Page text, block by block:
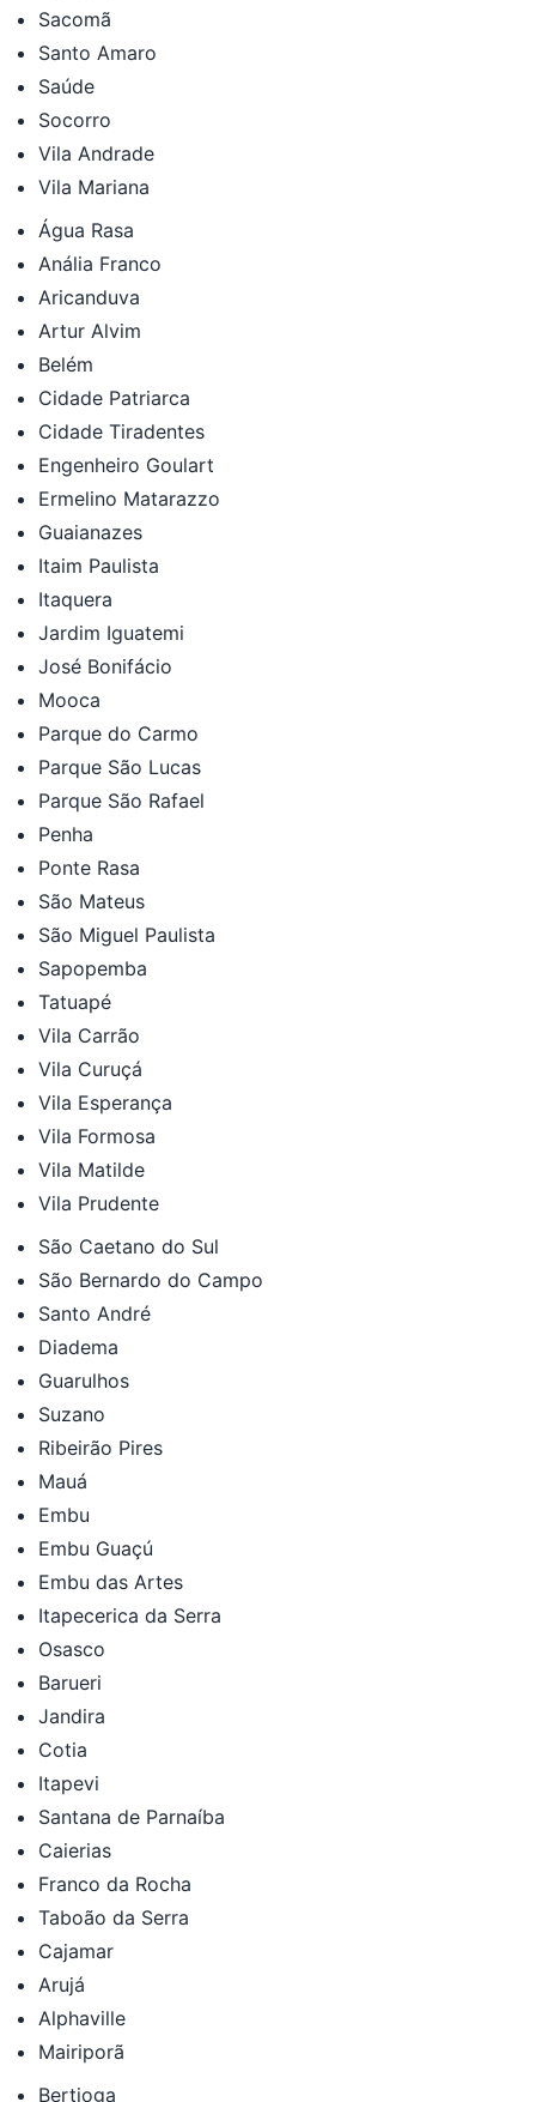
Sacomã
Santo Amaro
Saúde
Socorro
Vila Andrade
Vila Mariana
Água Rasa
Anália Franco
Aricanduva
Artur Alvim
Belém
Cidade Patriarca
Cidade Tiradentes
Engenheiro Goulart
Ermelino Matarazzo
Guaianazes
Itaim Paulista
Itaquera
Jardim Iguatemi
José Bonifácio
Mooca
Parque do Carmo
Parque São Lucas
Parque São Rafael
Penha
Ponte Rasa
São Mateus
São Miguel Paulista
Sapopemba
Tatuapé
Vila Carrão
Vila Curuçá
Vila Esperança
Vila Formosa
Vila Matilde
Vila Prudente
São Caetano do Sul
São Bernardo do Campo
Santo André
Diadema
Guarulhos
Suzano
Ribeirão Pires
Mauá
Embu
Embu Guaçú
Embu das Artes
Itapecerica da Serra
Osasco
Barueri
Jandira
Cotia
Itapevi
Santana de Parnaíba
Caierias
Franco da Rocha
Taboão da Serra
Cajamar
Arujá
Alphaville
Mairiporã
Bertioga